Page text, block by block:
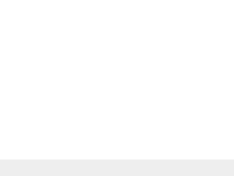
なお、ご連絡手段は、電話・